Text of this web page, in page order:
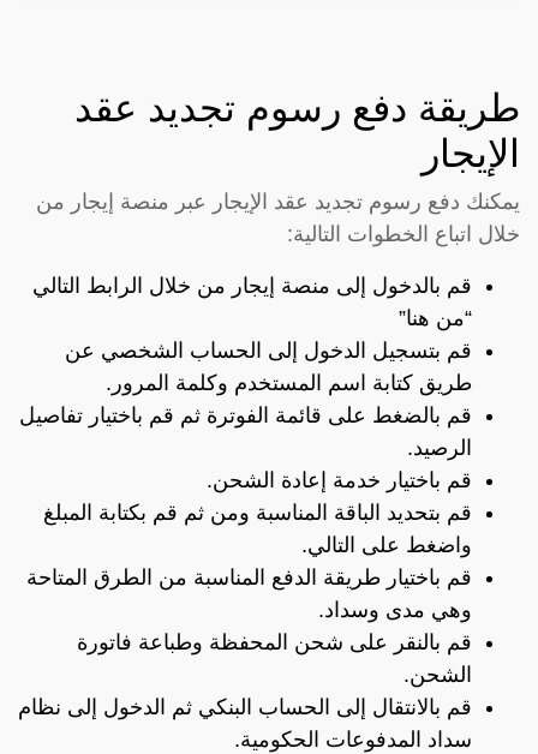
طريقة دفع رسوم تجديد عقد
الإيجار
يمكنك دفع رسوم تجديد عقد الإيجار عبر منصة إيجار من
خلال اتباع الخطوات التالية:
قم بالدخول إلى منصة إيجار من خلال الرابط التالي
“من هنا”
قم بتسجيل الدخول إلى الحساب الشخصي عن
طريق كتابة اسم المستخدم وكلمة المرور.
قم بالضغط على قائمة الفوترة ثم قم باختيار تفاصيل
الرصيد.
قم باختيار خدمة إعادة الشحن.
قم بتحديد الباقة المناسبة ومن ثم قم بكتابة المبلغ
واضغط على التالي.
قم باختيار طريقة الدفع المناسبة من الطرق المتاحة
وهي مدى وسداد.
قم بالنقر على شحن المحفظة وطباعة فاتورة
الشحن.
قم بالانتقال إلى الحساب البنكي ثم الدخول إلى نظام
سداد المدفوعات الحكومية.